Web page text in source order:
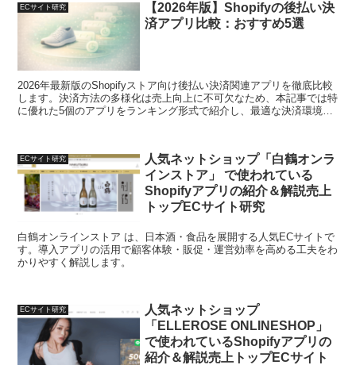
ECサイト研究
【2026年版】Shopifyの後払い決
済アプリ比較：おすすめ5選
2026年最新版のShopifyストア向け後払い決済関連アプリを徹底比較
します。決済方法の多様化は売上向上に不可欠なため、本記事では特
に優れた5個のアプリをランキング形式で紹介し、最適な決済環境構
ECサイト研究
人気ネットショップ「白鶴オンラ
インストア」 で使われている
Shopifyアプリの紹介＆解説売上
トップECサイト研究
白鶴オンラインストア は、日本酒・食品を展開する人気ECサイトで
す。導入アプリの活用で顧客体験・販促・運営効率を高める工夫をわ
かりやすく解説します。
ECサイト研究
人気ネットショップ
「ELLEROSE ONLINESHOP」
で使われているShopifyアプリの
紹介＆解説売上トップECサイト